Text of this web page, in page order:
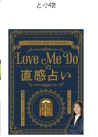
と小物